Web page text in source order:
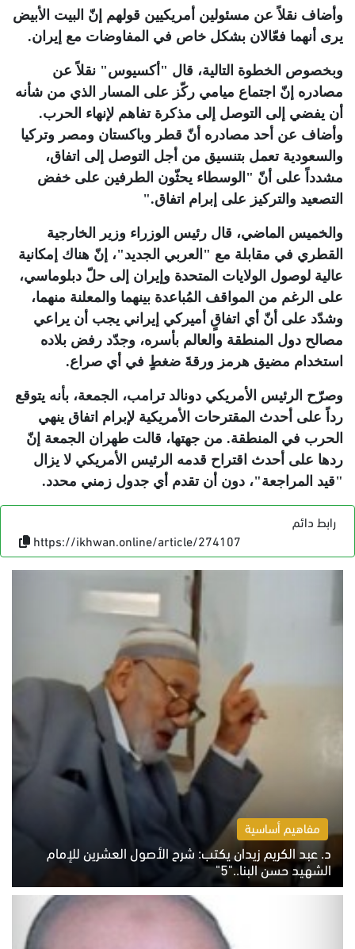
وأضاف نقلاً عن مسئولين أمريكيين قولهم إنّ البيت الأبيض
يرى أنهما فعّالان بشكل خاص في المفاوضات مع إيران.
وبخصوص الخطوة التالية، قال "أكسيوس" نقلاً عن
مصادره إنّ اجتماع ميامي ركّز على المسار الذي من شأنه
أن يفضي إلى التوصل إلى مذكرة تفاهم لإنهاء الحرب.
وأضاف عن أحد مصادره أنّ قطر وباكستان ومصر وتركيا
والسعودية تعمل بتنسيق من أجل التوصل إلى اتفاق،
مشدداً على أنّ "الوسطاء يحثّون الطرفين على خفض
التصعيد والتركيز على إبرام اتفاق".
والخميس الماضي، قال رئيس الوزراء وزير الخارجية
القطري في مقابلة مع "العربي الجديد"، إنّ هناك إمكانية
عالية لوصول الولايات المتحدة وإيران إلى حلّ دبلوماسي،
على الرغم من المواقف المُباعدة بينهما والمعلنة منهما،
وشدّد على أنّ أي اتفاقٍ أميركي إيراني يجب أن يراعي
مصالح دول المنطقة والعالم بأسره، وجدّد رفض بلاده
استخدام مضيق هرمز ورقةَ ضغطٍ في أي صراع.
وصرّح الرئيس الأمريكي دونالد ترامب، الجمعة، بأنه يتوقع
رداً على أحدث المقترحات الأمريكية لإبرام اتفاق ينهي
الحرب في المنطقة. من جهتها، قالت طهران الجمعة إنّ
ردها على أحدث اقتراح قدمه الرئيس الأمريكي لا يزال
"قيد المراجعة"، دون أن تقدم أي جدول زمني محدد.
رابط دائم
https://ikhwan.online/article/274107
مفاهيم أساسية
د. عبد الكريم زيدان يكتب: شرح الأصول العشرين للإمام
الشهيد حسن البنا.."5"
السبت 8 أغسطس 2026 10:46 ص